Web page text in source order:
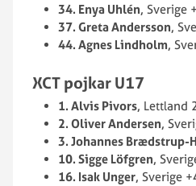
34. Enya Uhlén, Sverige
37. Greta Andersson,
44. Agnes Lindholm,
XCT pojkar U17
1. Alvis Pivors, Lettland
2. Oliver Andersen,
3. Johannes Brædstrup-
10. Sigge Löfgren,
16. Isak Unger, Sverige